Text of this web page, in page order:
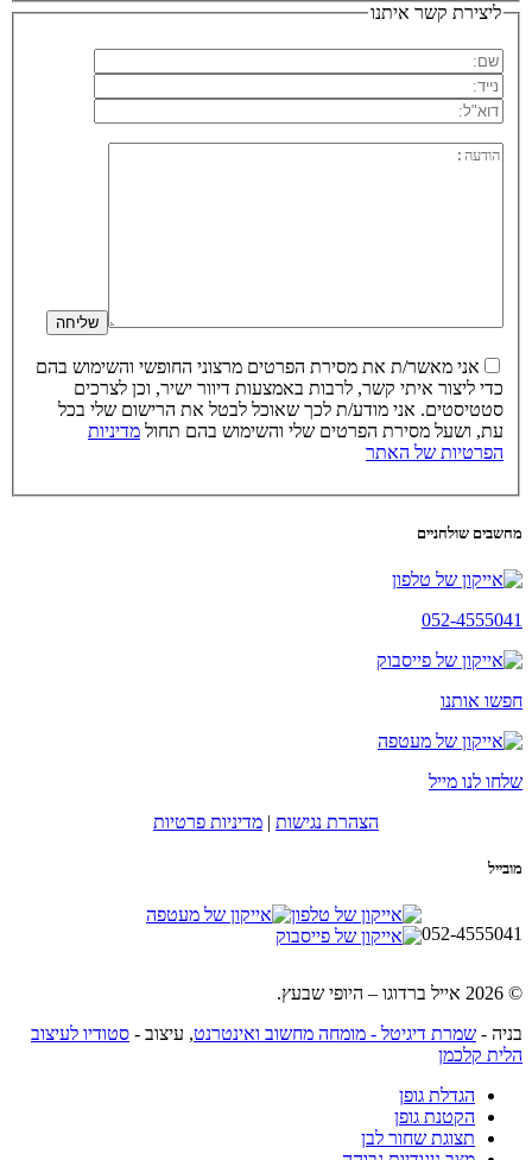
ליצירת קשר איתנו
אני מאשר/ת את מסירת הפרטים מרצוני החופשי והשימוש בהם
כדי ליצור איתי קשר, לרבות באמצעות דיוור ישיר, וכן לצרכים
סטטיסטים. אני מודע/ת לכך שאוכל לבטל את הרישום שלי בכל
עת, ושעל מסירת הפרטים שלי והשימוש בהם תחול מדיניות
הפרטיות של האתר
מחשבים שולחניים
052-4555041
חפשו אותנו
שלחו לנו מייל
הצהרת נגישות | מדיניות פרטיות
מובייל
052-4555041
© 2026 אייל ברדוגו – היופי שבעץ.
בניה - שמרת דיגיטל - מומחה מחשוב ואינטרנט, עיצוב - סטודיו לעיצוב
הלית קלכמן
הגדלת גופן
הקטנת גופן
תצוגת שחור לבן